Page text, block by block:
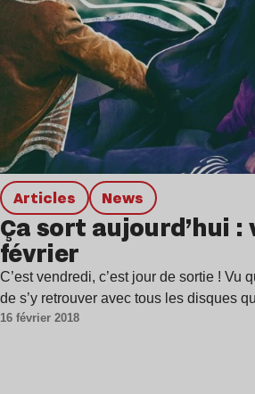
Articles news
Ça sort aujourd’hui :
février
C’est vendredi, c’est jour de sortie ! Vu
de s’y retrouver avec tous les disques
16 février 2018